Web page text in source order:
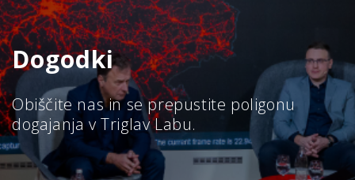
Dogodki
Obiščite nas in se prepustite poligonu
dogajanja v Triglav Labu.